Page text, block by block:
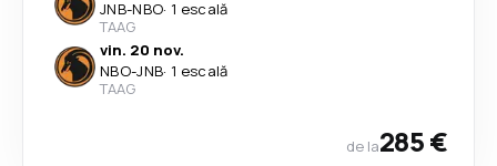
JNB-NBO· 1 escală
TAAG
vin. 20 nov.
NBO-JNB· 1 escală
TAAG
de la285 €